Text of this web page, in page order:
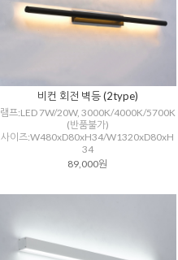
비컨 회전 벽등 (2type)
램프:LED 7W/20W, 3000K/4000K/5700K
(반품불가)
사이즈:W480xD80xH34/W1320xD80xH
34
89,000원